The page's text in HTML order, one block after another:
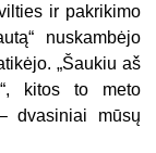
ir pakrikimo
nuskambėjo
„Šaukiu aš
kitos to meto
dvasiniai mūsų